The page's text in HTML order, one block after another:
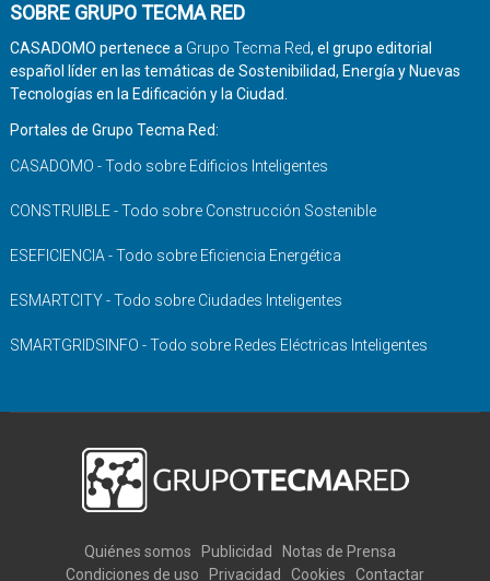
SOBRE GRUPO TECMA RED
CASADOMO pertenece a Grupo Tecma Red, el grupo editorial
español líder en las temáticas de Sostenibilidad, Energía y Nuevas
Tecnologías en la Edificación y la Ciudad.
Portales de Grupo Tecma Red:
CASADOMO - Todo sobre Edificios Inteligentes
CONSTRUIBLE - Todo sobre Construcción Sostenible
ESEFICIENCIA - Todo sobre Eficiencia Energética
ESMARTCITY - Todo sobre Ciudades Inteligentes
SMARTGRIDSINFO - Todo sobre Redes Eléctricas Inteligentes
Quiénes somos Publicidad
Notas de Prensa
Condiciones de uso
Privacidad Cookies Contactar